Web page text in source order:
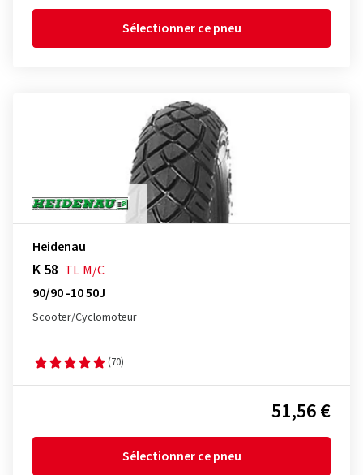
Sélectionner ce pneu
Heidenau
K 58 TL M/C
90/90 -10 50J
Scooter/Cyclomoteur
(70)
51,56 €
Sélectionner ce pneu